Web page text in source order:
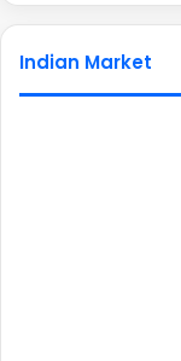
Indian Market